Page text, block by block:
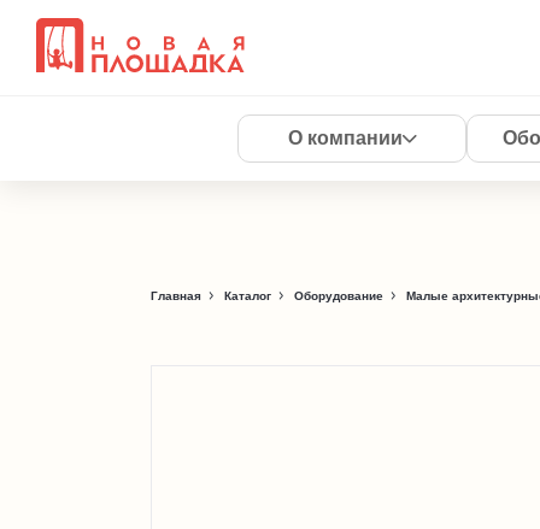
О компании
Главная Каталог Оборудование Малые